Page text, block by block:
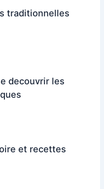
traditionnelles
decouvrir les
et recettes